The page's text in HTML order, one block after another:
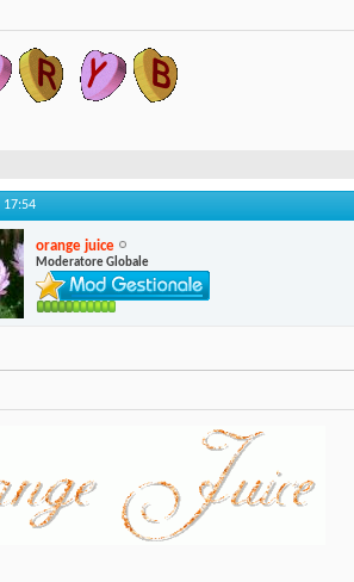
17:54
orange juice
Moderatore Globale